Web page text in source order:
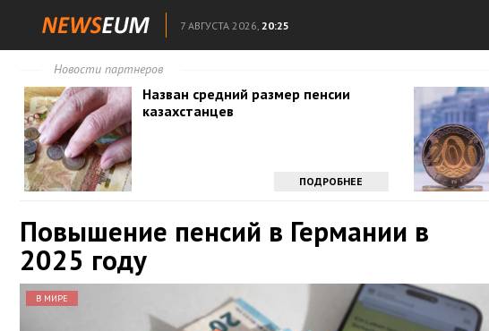
7 АВГУСТА 2026, 20:25
Новости партнеров
Назван средний размер пенсии
казахстанцев
ПОДРОБНЕЕ
Повышение пенсий в Германии в
2025 году
В МИРЕ